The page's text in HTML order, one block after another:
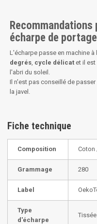
écharpe de
L'écharpe passe en machine à
degrés, cycle délicat et il
l'abri du soleil.
Il n'est pas conseillé de
la javel.
Fiche technique
Composition Coton
Grammage 280
Label
Type
d'écharpe
Tissée